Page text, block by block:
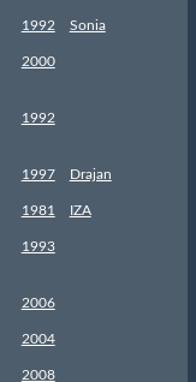
1992 Sonia
2000
1992
1997 Drajan
1981 IZA
1993
2006
2004
2008